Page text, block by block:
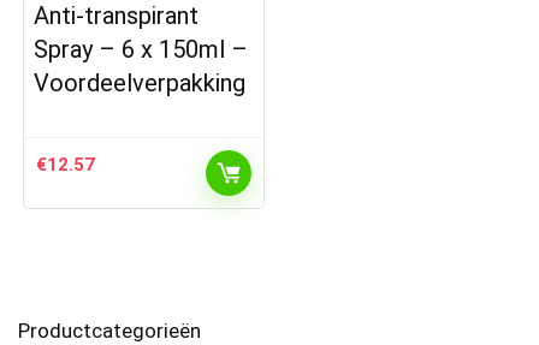
Anti-transpirant
Spray – 6 x 150ml –
Voordeelverpakking
€12.57
Productcategorieën